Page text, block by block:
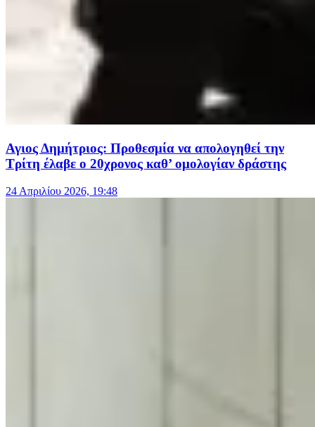
Αγιος Δημήτριος: Προθεσμία να απολογηθεί την
Τρίτη έλαβε ο 20χρονος καθ’ ομολογίαν δράστης
24 Απριλίου 2026, 19:48